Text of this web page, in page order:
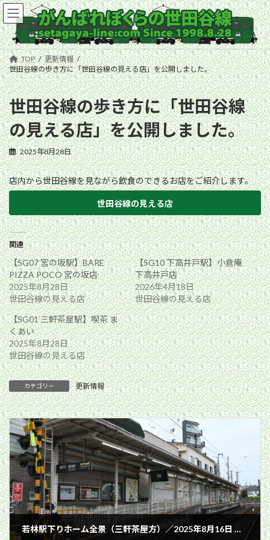
コ
ン
テ
ン
ツ
へ
ス
キ
ッ
プ
ナ
ビ
ゲ
ー
シ
ョ
ン
に
移
動
TOP
更新情報
世田谷線の歩き方に「世田谷線の見える店」を公開しました。
世田谷線の歩き方に「世田谷線
の見える店」を公開しました。
2025年8月28日
店内から世田谷線を見ながら飲食のできるお店をご紹介します。
世田谷線の見える店
関連
【SG07 宮の坂駅】BARE
PIZZA POCO 宮の坂店
2025年8月28日
世田谷線の見える店
【SG10 下高井戸駅】小倉庵
下高井戸店
2026年4月18日
世田谷線の見える店
【SG01 三軒茶屋駅】喫茶 ま
くあい
2025年8月28日
世田谷線の見える店
カテゴリー 更新情報
若林駅下りホーム全景（三軒茶屋方）／2025年8月16日 若林駅